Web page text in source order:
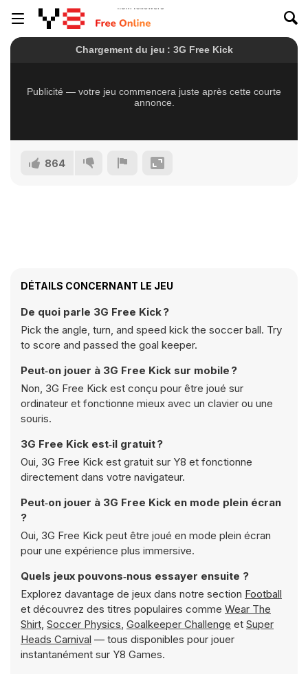
864
DÉTAILS CONCERNANT LE JEU
De quoi parle 3G Free Kick ?
Pick the angle, turn, and speed kick the soccer ball. Try
to score and passed the goal keeper.
Peut‑on jouer à 3G Free Kick sur mobile ?
Non, 3G Free Kick est conçu pour être joué sur
ordinateur et fonctionne mieux avec un clavier ou une
souris.
3G Free Kick est‑il gratuit ?
Oui, 3G Free Kick est gratuit sur Y8 et fonctionne
directement dans votre navigateur.
Peut‑on jouer à 3G Free Kick en mode plein écran
?
Oui, 3G Free Kick peut être joué en mode plein écran
pour une expérience plus immersive.
Quels jeux pouvons‑nous essayer ensuite ?
Explorez davantage de jeux dans notre section Football
et découvrez des titres populaires comme Wear The
Shirt, Soccer Physics, Goalkeeper Challenge et Super
Heads Carnival — tous disponibles pour jouer
instantanément sur Y8 Games.